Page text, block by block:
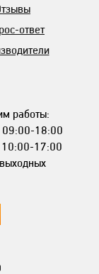
ответ
работы:
09:00-18:00
10:00-17:00